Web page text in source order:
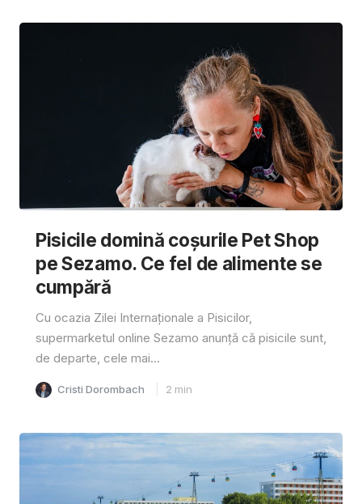
Pisicile domină coșurile Pet Shop
pe Sezamo. Ce fel de alimente se
cumpără
Cu ocazia Zilei Internaționale a Pisicilor,
supermarketul online Sezamo anunță că pisicile sunt,
de departe, cele mai...
Cristi Dorombach 2 min